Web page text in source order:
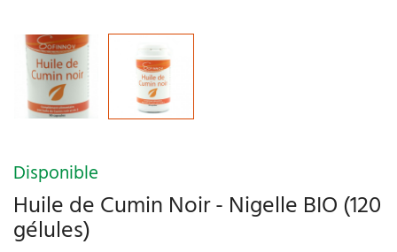
Disponible
Huile de Cumin Noir - Nigelle BIO (120
gélules)